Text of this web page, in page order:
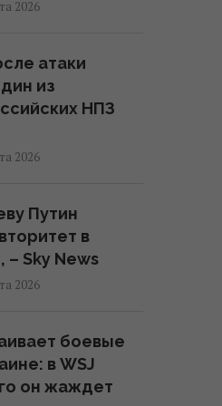
2026
атаки
из
НПЗ
2026
Путин
в
– Sky News
2026
боевые
в WSJ
он жаждет